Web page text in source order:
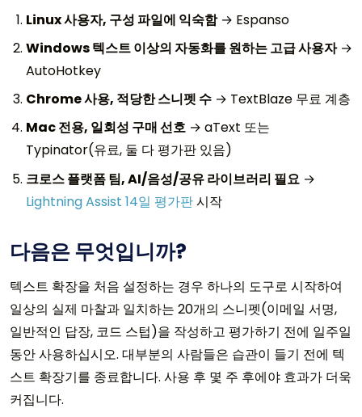
Linux 사용자, 구성 파일에 익숙함→ Espanso
Windows 텍스트 이상의 자동화를 원하는 고급 사용자→
AutoHotkey
Chrome 사용, 적당한 스니펫 수 → TextBlaze 무료 계층
Mac 전용, 일회성 구매 선호 → aText 또는
Typinator(유료, 둘 다 평가판 있음)
크로스 플랫폼 팀, AI/음성/공유 라이브러리 필요 →
Lightning Assist 14일 평가판시작
다음은 무엇입니까?
텍스트 확장을 처음 설정하는 경우 하나의 도구로 시작하여
일상의 실제 마찰과 일치하는 20개의 스니펫(이메일 서명,
일반적인 답장, 코드 스텁)을 작성하고 평가하기 전에 일주일
동안 사용하십시오. 대부분의 사람들은 습관이 들기 전에 텍
스트 확장기를 종료합니다. 사용 후 몇 주 후에야 효과가 더욱
커집니다.